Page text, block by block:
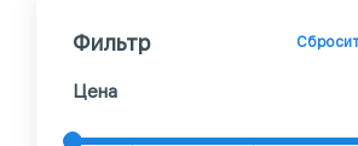
Фильтр
Цена